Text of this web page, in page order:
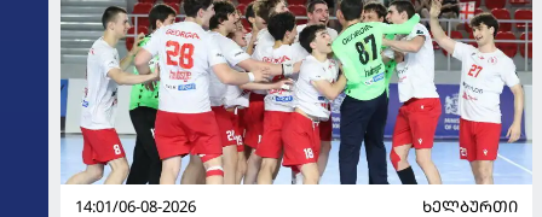
14:01/06-08-2026
ᲮᲔᲚᲑᲣᲠᲗᲘ